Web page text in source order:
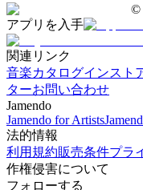
©
アプリを入手
関連リンク
音楽カタログインスト
ターお問い合わせ
Jamendo
Jamendo for Artists
法的情報
利用規約販売条件プラ
作権侵害について
フォローする